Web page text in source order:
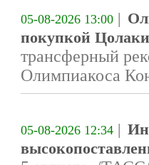
05-08-2026 13:00 |
покупкой
трансферный
Олимпиакоса
05-08-2026 12:34 |